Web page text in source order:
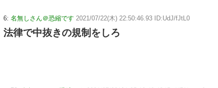
6: 名無しさん＠恐縮です 2021/07/22(木) 22:50:46.93 ID:UdJ/fJtL0
法律で中抜きの規制をしろ